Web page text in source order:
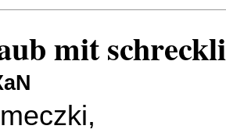
mit